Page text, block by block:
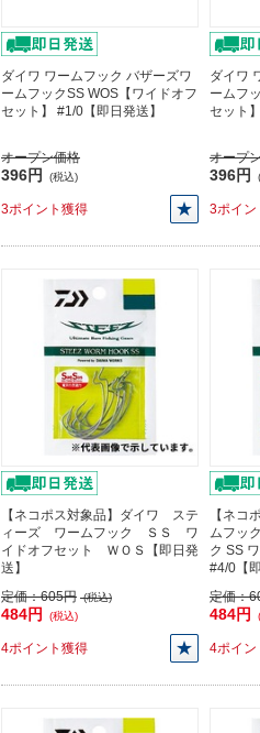
ダイワ ワームフック バザーズワ
ームフックSS WOS【ワイドオフ
セット】 #1/0【即日発送】
オープン価格
396円 (税込)
3ポイント獲得
ダイワ
ームフ
セット
オープ
396円
3ポイン
【ネコポス対象品】ダイワ ステ
ィーズ ワームフック ＳＳ ワ
イドオフセット ＷＯＳ【即日発
送】
定価：605円 (税込)
484円 (税込)
4ポイント獲得
【ネコ
ムフッ
ク SS
#4/0【
定価：
484円
4ポイン